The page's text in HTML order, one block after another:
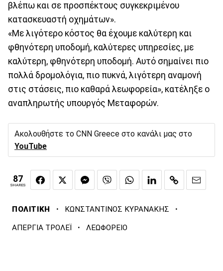
βλέπω και σε προσπέκτους συγκεκριμένου
κατασκευαστή οχημάτων».
«Με λιγότερο κόστος θα έχουμε καλύτερη και
φθηνότερη υποδομή, καλύτερες υπηρεσίες, με
καλύτερη, φθηνότερη υποδομή. Αυτό σημαίνει πιο
πολλά δρομολόγια, πιο πυκνά, λιγότερη αναμονή
στις στάσεις, πιο καθαρά λεωφορεία», κατέληξε ο
αναπληρωτής υπουργός Μεταφορών.
Ακολουθήστε το CNN Greece στο κανάλι μας στο
YouTube
87
SHARES
ΠΟΛΙΤΙΚΗ · ΚΩΝΣΤΑΝΤΙΝΟΣ ΚΥΡΑΝΑΚΗΣ ·
ΑΠΕΡΓΙΑ ΤΡΟΛΕΪ · ΛΕΩΦΟΡΕΙΟ